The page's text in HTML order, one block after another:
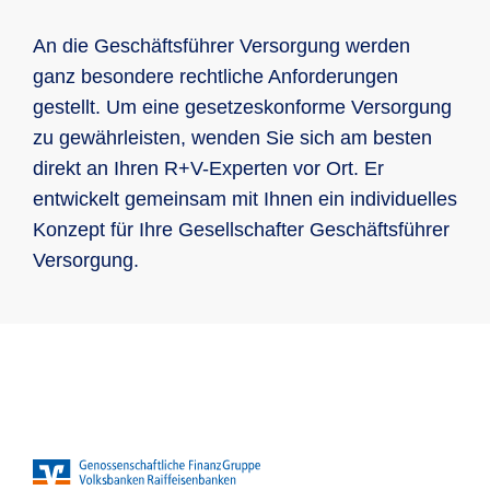
Altersvorsorge
niedrigerem Ertragsanteil versteuert
wertigen Zusatzbausteinen individuell
ergänzt werden
Absicherung der Ehepartner und Kinder
und unbegrenzt mit dem gesamten
Privatvermögen! … auch bei der GmbH
od. bei ehrenamtlicher Tätigkeit! Denn
die sog. „Organhaftung“ (vgl. § 43
GmbHG, 93 AktG, § 34 GenG) ist eine
höchst-persönliche Haftung!
Die richtige Managerhaftung wehr
unberechtigte Ansprüche effektiv ab
An die Geschäftsführer Versorgung werden
ganz besondere rechtliche Anforderungen
gestellt. Um eine gesetzeskonforme Versorgung
zu gewährleisten, wenden Sie sich am besten
direkt an Ihren R+V-Experten vor Ort. Er
entwickelt gemeinsam mit Ihnen ein individuelles
Konzept für Ihre Gesellschafter Geschäftsführer
Versorgung.